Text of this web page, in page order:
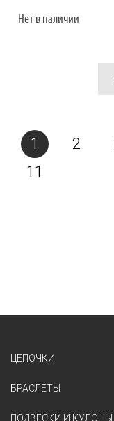
Нет в наличии
1 2
11
ЦЕПОЧКИ
БРАСЛЕТЫ
ПОДВЕСКИ И КУЛОНЫ